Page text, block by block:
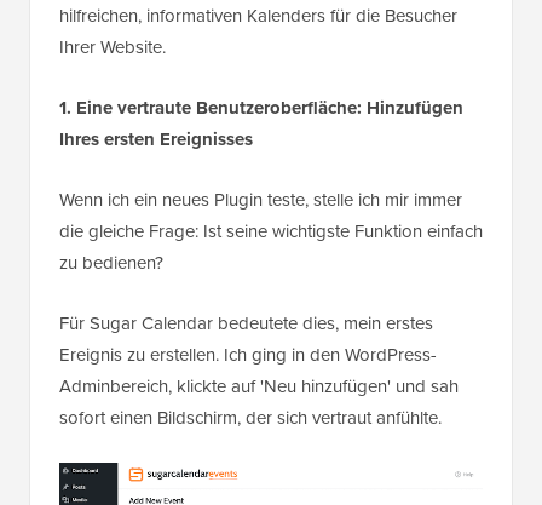
hilfreichen, informativen Kalenders für die Besucher
Ihrer Website.
1. Eine vertraute Benutzeroberfläche: Hinzufügen
Ihres ersten Ereignisses
Wenn ich ein neues Plugin teste, stelle ich mir immer
die gleiche Frage: Ist seine wichtigste Funktion einfach
zu bedienen?
Für Sugar Calendar bedeutete dies, mein erstes
Ereignis zu erstellen. Ich ging in den WordPress-
Adminbereich, klickte auf 'Neu hinzufügen' und sah
sofort einen Bildschirm, der sich vertraut anfühlte.